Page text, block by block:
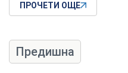
ПРОЧЕТИ ОЩЕ
Предишна